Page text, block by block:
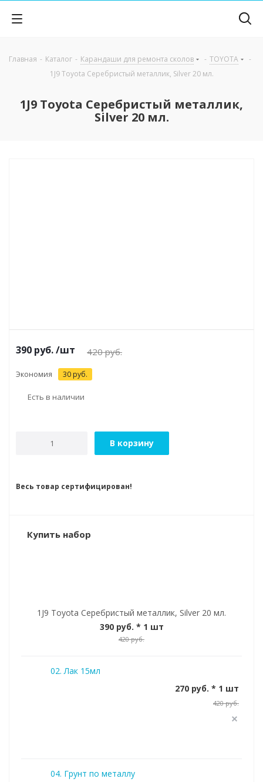
Главная - Каталог - Карандаши для ремонта сколов - TOYOTA
-
1J9 Toyota Серебристый металлик, Silver 20 мл.
1J9 Toyota Серебристый металлик,
Silver 20 мл.
390 руб./шт 420руб.
Экономия 30 руб.
Есть в наличии
В корзину
Весь товар сертифицирован!
Купить набор
1J9 Toyota Серебристый металлик, Silver 20 мл.
390 руб. * 1 шт
420 руб.
02. Лак 15мл
270 руб. * 1 шт
420 руб.
04. Грунт по металлу